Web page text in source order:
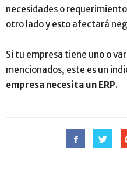
necesidades o
otro lado y esto afectará
Si tu empresa tiene uno o
mencionados, este es un
empresa necesita un ERP.